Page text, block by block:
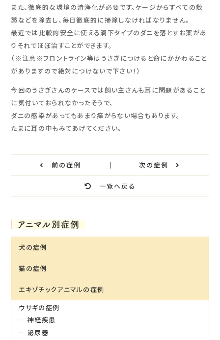
また、徹底的な環境の清浄化が必要です。ケージからすべての敷
藁などを除去し、毎日徹底的に掃除しなければなりません。
最近では比較的安全に使える滴下タイプのダニを落とすお薬があ
りそれでほぼ治すことができます。
（※注意※フロントライン等はうさぎにつけると命にかかわること
がありますので絶対につけないで下さい！）
今回のうさぎさんのケースでは飼い主さんも耳に問題があること
に気付いておられなかったそうで、
ダニの感染があってもあまり痒がらない場合もあります。
たまに耳の中もみてあげてください。
前の症例
一覧へ戻る
次の症例
アニマル別症例
犬の症例
猫の症例
エキゾチックアニマルの症例
ウサギの症例
神経疾患
泌尿器